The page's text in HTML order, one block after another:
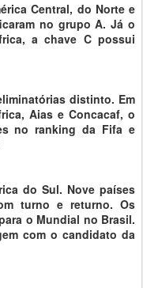
Central, do Norte e
no grupo A. Já o
a chave C possui
distinto. Em
Aias e Concacaf, o
no ranking da Fifa e
do Sul. Nove países
turno e returno. Os
o Mundial no Brasil.
com o candidato da